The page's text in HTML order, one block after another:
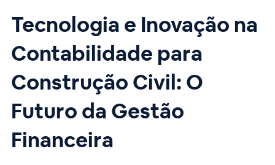
Tecnologia e Inovação na
Contabilidade para
Construção Civil: O
Futuro da Gestão
Financeira